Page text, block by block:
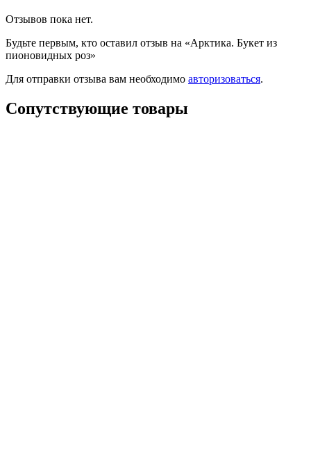
Отзывов пока нет.
Будьте первым, кто оставил отзыв на «Арктика. Букет из
пионовидных роз»
Для отправки отзыва вам необходимо авторизоваться.
Сопутствующие товары